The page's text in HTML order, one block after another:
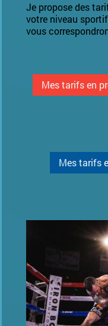
Je propose des
votre niveau
vous
Mes tarifs en
Mes tarifs